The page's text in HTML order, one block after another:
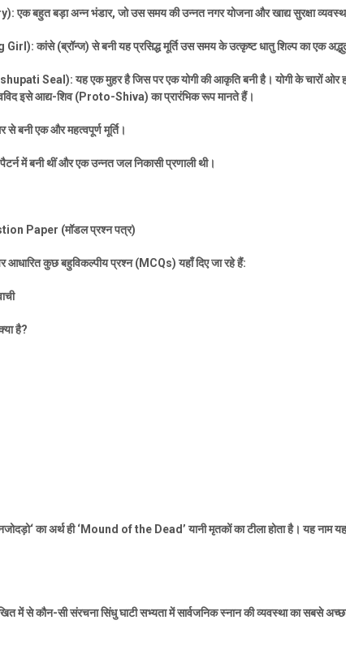
एक बहुत बड़ा अन्न भंडार,जो उस समय की उन्नत नगर योजना और खाद्य सुरक्षा व्यवस्था
Girl):कांसे (ब्रॉन्ज) से बनी यह प्रसिद्ध मूर्ति उस समय के उत्कृष्ट धातु शिल्प का एक
Seal):यह एक मुहर है जिस पर एक योगी की आकृति बनी है। योगी के चारों ओर
इसे आद्य-शिव (Proto-Shiva)का प्रारंभिक रूप मानते हैं।
से बनी एक और महत्वपूर्ण मूर्ति।
में बनी थीं और एक उन्नत जल निकासी प्रणाली थी।
Paper (मॉडल प्रश्न पत्र)
आधारित कुछ बहुविकल्पीय प्रश्न (MCQs)यहाँ दिए जा रहे हैं:
है?
‘का अर्थ ही‘Mound of the Dead’यानी मृतकों का टीला होता है। यह नाम
में से कौन-सी संरचना सिंधु घाटी सभ्यता में सार्वजनिक स्नान की व्यवस्था का सबसे